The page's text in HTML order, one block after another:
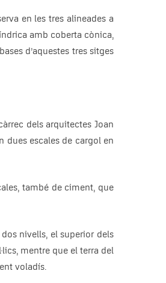
en les tres alineades a
amb coberta cònica,
d’aquestes tres sitges
dels arquitectes Joan
dues escales de cargol en
també de ciment, que
nivells, el superior dels
mentre que el terra del
voladís.